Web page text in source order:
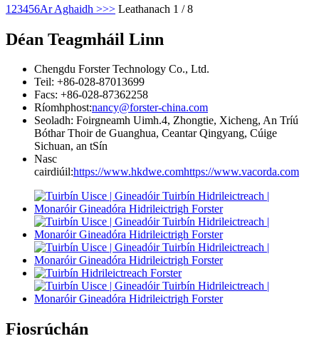
1 23456Ar Aghaidh >>> Leathanach 1 / 8
Déan Teagmháil Linn
Chengdu Forster Technology Co., Ltd.
Teil: +86-028-87013699
Facs: +86-028-87362258
Ríomhphost:nancy@forster-china.com
Seoladh: Foirgneamh Uimh.4, Zhongtie, Xicheng, An Tríú
Bóthar Thoir de Guanghua, Ceantar Qingyang, Cúige
Sichuan, an tSín
Nasc
cairdiúil:https://www.hkdwe.comhttps://www.vacorda.com
Fiosrúchán